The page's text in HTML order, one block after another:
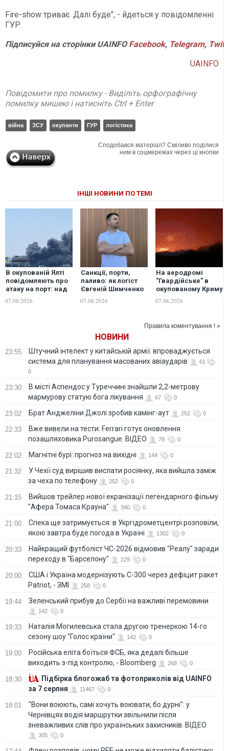
Fire-show триває. Далі буде", - йдеться у повідомленні
ГУР.
ПідписуйсянасторінкиUAINFO Facebook, Telegram,
UAINFO
Повідомити про помилку - Виділіть орфографічну
помилку мишею і натисніть Ctrl + Enter
війна ЗСУ окупанти ГУР логістика
Сподобався матеріал? Сміливо поділися
ним в соцмережах через ці кнопки
ІНШІ НОВИНИ ПО ТЕМІ
В окупованій Ялті
повідомляють про
атаку на порт: над
чорного диму.
07.08.2026
Санкції, порти,
паливо: як логіст
Євгеній Шимченко
перевезення на
07.08.2026
На аеродромі
"Гвардійське" в
окупованому Криму
масштабна
07.08.2026
Правила коментування ! »
НОВИНИ
23:55
Штучний інтелект у китайській армії: впроваджується
система для планування масованих авіаударів
61
0
23:30
В місті Аспендос у Туреччині знайшли 2,2-метрову
мармурову статую бога лікування
67 0
23:02 Брат Анджеліни Джолі зробив камінг-аут 252 0
22:33
Вже вивели на тести: Ferrari готує оновлення
позашляховика Purosangue. ВІДЕО
78 0
22:02 Магнітні бурі: прогноз на вихідні 144 0
21:32
У Чехії суд вирішив вислати росіянку, яка вийшла заміж
за чеха по телефону
252 0
21:15
Вийшов трейлер нової екранізації легендарного фільму
"Афера Томаса Крауна"
340 0
21:00
Спека ще затримується: в Укргідрометцентрі розповіли,
якою завтра буде погода в Україні
1302 0
20:33
Найкращий футболіст ЧС-2026 відмовив "Реалу" заради
переходу в "Барселону"
229 0
20:00
США і Україна модернізують С-300 через дефіцит ракет
Patriot, - ЗМІ
258 0
19:44 Зеленський прибув до Сербії на важливі перемовини
142 0
19:33
Наталія Могилевська стала другою тренеркою 14-го
сезону шоу "Голос країни"
142 0
19:00
Російська еліта боїться ФСБ, яка дедалі більше
виходить з-під контролю, - Bloomberg
268 0
18:30
Підбірка блогожаб та фотоприколів від UAINFO
за 7 серпня
11467 0
18:01
"Вони воюють, самі хочуть воювати, бо дурні": у
Чернівцях водія маршрутки звільнили після
зневажливих слів про українських захисників. ВІДЕО
305 0